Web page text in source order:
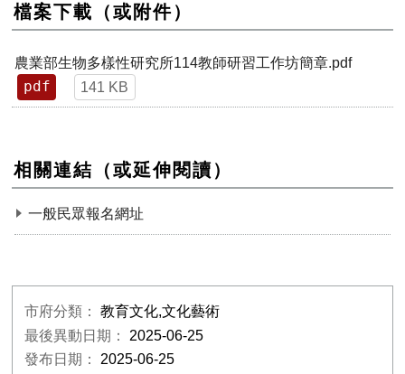
檔案下載（或附件）
農業部生物多樣性研究所114教師研習工作坊簡章.pdf
pdf 141 KB
相關連結（或延伸閱讀）
一般民眾報名網址
市府分類：教育文化,文化藝術
最後異動日期： 2025-06-25
發布日期： 2025-06-25